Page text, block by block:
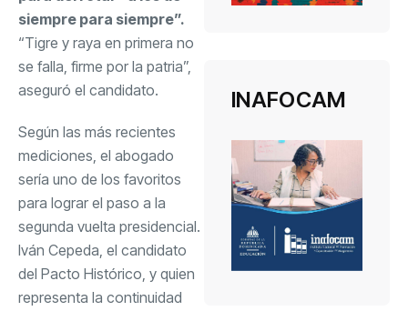
siempre para siempre”.
“Tigre y raya en primera no
se falla, firme por la patria”,
aseguró el candidato.
Según las más recientes
mediciones, el abogado
sería uno de los favoritos
para lograr el paso a la
segunda vuelta presidencial.
Iván Cepeda, el candidato
del Pacto Histórico, y quien
representa la continuidad
INAFOCAM